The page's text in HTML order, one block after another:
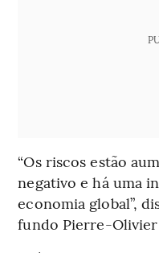
“Os riscos estão
negativo e há uma
economia global”,
fundo Pierre-